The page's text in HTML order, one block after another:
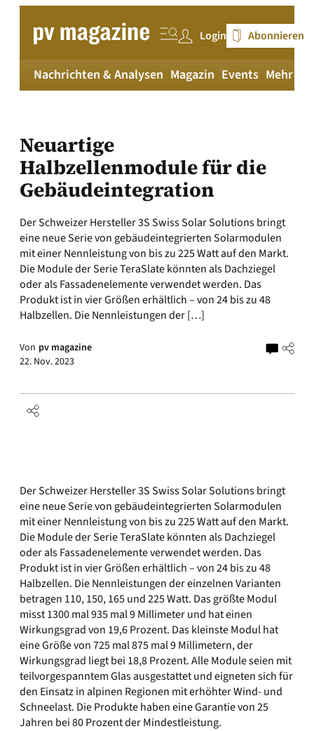
springen
Login Abonnieren
Nachrichten & Analysen Magazin Events Mehr
Neuartige
Halbzellenmodule für die
Gebäudeintegration
Der Schweizer Hersteller 3S Swiss Solar Solutions bringt
eine neue Serie von gebäudeintegrierten Solarmodulen
mit einer Nennleistung von bis zu 225 Watt auf den Markt.
Die Module der Serie TeraSlate könnten als Dachziegel
oder als Fassadenelemente verwendet werden. Das
Produkt ist in vier Größen erhältlich – von 24 bis zu 48
Halbzellen. Die Nennleistungen der […]
Von pv magazine
22. Nov. 2023
Der Schweizer Hersteller 3S Swiss Solar Solutions bringt
eine neue Serie von gebäudeintegrierten Solarmodulen
mit einer Nennleistung von bis zu 225 Watt auf den Markt.
Die Module der Serie TeraSlate könnten als Dachziegel
oder als Fassadenelemente verwendet werden. Das
Produkt ist in vier Größen erhältlich – von 24 bis zu 48
Halbzellen. Die Nennleistungen der einzelnen Varianten
betragen 110, 150, 165 und 225 Watt. Das größte Modul
misst 1300 mal 935 mal 9 Millimeter und hat einen
Wirkungsgrad von 19,6 Prozent. Das kleinste Modul hat
eine Größe von 725 mal 875 mal 9 Millimetern, der
Wirkungsgrad liegt bei 18,8 Prozent. Alle Module seien mit
teilvorgespanntem Glas ausgestattet und eigneten sich für
den Einsatz in alpinen Regionen mit erhöhter Wind- und
Schneelast. Die Produkte haben eine Garantie von 25
Jahren bei 80 Prozent der Mindestleistung.